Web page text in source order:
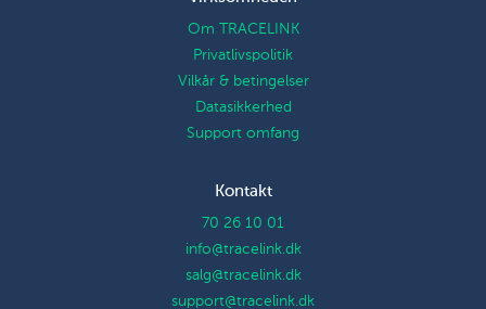
Om TRACELINK
Privatlivspolitik
Vilkår & betingelser
Datasikkerhed
Support omfang
Kontakt
70 26 10 01
info@tracelink.dk
salg@tracelink.dk
support@tracelink.dk